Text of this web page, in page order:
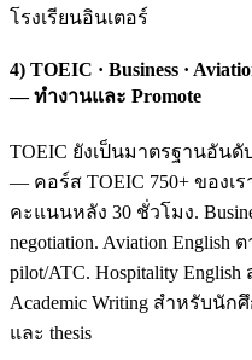
โรงเรียนอินเตอร์
4) TOEIC · Business ·
— ทำงานและ Promote
TOEIC ยังเป็นมาตรฐานอัน
— คอร์ส TOEIC 750+ ของเ
คะแนนหลัง 30 ชั่วโมง.
negotiation. Aviation English
pilot/ATC. Hospitality
Academic Writing สำหรับนัก
และ thesis